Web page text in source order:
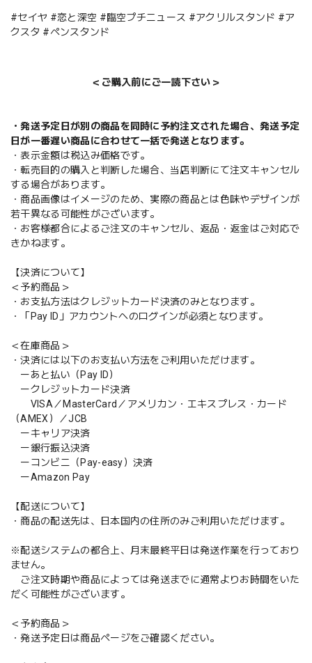
#セイヤ #恋と深空 #臨空プチニュース #アクリルスタンド #ア
クスタ #ペンスタンド
＜ご購入前にご一読下さい＞
・発送予定日が別の商品を同時に予約注文された場合、発送予定
日が一番遅い商品に合わせて一括で発送となります。
・表示金額は税込み価格です。
・転売目的の購入と判断した場合、当店判断にて注文キャンセル
する場合があります。
・商品画像はイメージのため、実際の商品とは色味やデザインが
若干異なる可能性がございます。
・お客様都合によるご注文のキャンセル、返品・返金はご対応で
きかねます。
【決済について】
＜予約商品＞
・お支払方法はクレジットカード決済のみとなります。
・「Pay ID」アカウントへのログインが必須となります。
＜在庫商品＞
・決済には以下のお支払い方法をご利用いただけます。
ーあと払い（Pay ID）
ークレジットカード決済
VISA／MasterCard／アメリカン・エキスプレス・カード
（AMEX）／JCB
ーキャリア決済
ー銀行振込決済
ーコンビニ（Pay-easy）決済
ーAmazon Pay
【配送について】
・商品の配送先は、日本国内の住所のみご利用いただけます。
※配送システムの都合上、月末最終平日は発送作業を行っており
ません。
ご注文時期や商品によっては発送までに通常よりお時間をいた
だく可能性がございます。
＜予約商品＞
・発送予定日は商品ページをご確認ください。